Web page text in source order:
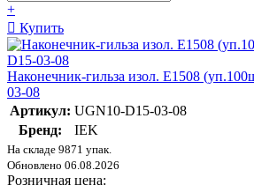
+
Купить
Наконечник-гильза изол. Е1508
03-08
Артикул: UGN10-D15-03-08
Бренд:
IEK
На складе 9871 упак.
Обновлено 06.08.2026
Розничная цена: